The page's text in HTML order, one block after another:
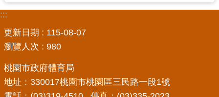
:::
更新日期
115-08-07
瀏覽人次
980
桃園市政府體育局
地址：330017桃園市桃園區三民路一段1號